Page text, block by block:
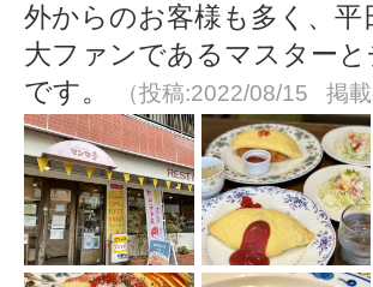
外からのお客様も多く、
大ファンであるマスター
です。
（投稿:2022/08/15 掲